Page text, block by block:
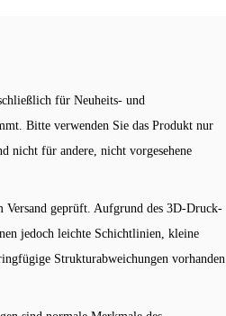
für Neuheits- und
Bitte verwenden Sie das Produkt nur
nicht für andere, nicht vorgesehene
Versand geprüft. Aufgrund des 3D-Druck-
jedoch leichte Schichtlinien, kleine
Strukturabweichungen vorhanden